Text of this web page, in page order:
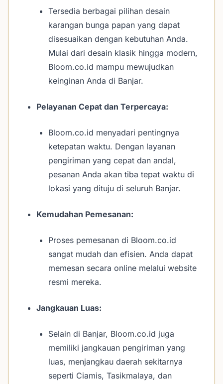
Tersedia berbagai pilihan desain
karangan bunga papan yang dapat
disesuaikan dengan kebutuhan Anda.
Mulai dari desain klasik hingga modern,
Bloom.co.id mampu mewujudkan
keinginan Anda di Banjar.
Pelayanan Cepat dan Terpercaya:
Bloom.co.id menyadari pentingnya
ketepatan waktu. Dengan layanan
pengiriman yang cepat dan andal,
pesanan Anda akan tiba tepat waktu di
lokasi yang dituju di seluruh Banjar.
Kemudahan Pemesanan:
Proses pemesanan di Bloom.co.id
sangat mudah dan efisien. Anda dapat
memesan secara online melalui website
resmi mereka.
Jangkauan Luas:
Selain di Banjar, Bloom.co.id juga
memiliki jangkauan pengiriman yang
luas, menjangkau daerah sekitarnya
seperti Ciamis, Tasikmalaya, dan